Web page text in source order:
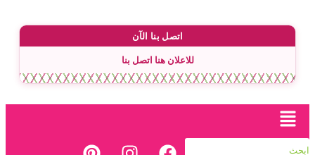
اتصل بنا الآن
للاعلان هنا اتصل بنا